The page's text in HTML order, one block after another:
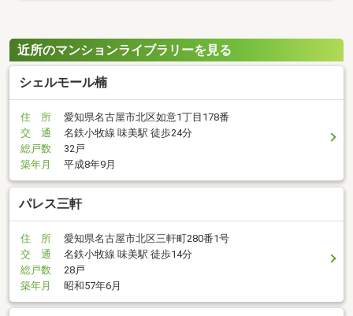
近所のマンションライブラリーを見る
シェルモール楠
住 所
愛知県名古屋市北区如意1丁目178番
交 通
名鉄小牧線 味美駅 徒歩24分
総戸数
32戸
築年月
平成8年9月
パレス三軒
住 所
愛知県名古屋市北区三軒町280番1号
交 通
名鉄小牧線 味美駅 徒歩14分
総戸数
28戸
築年月
昭和57年6月